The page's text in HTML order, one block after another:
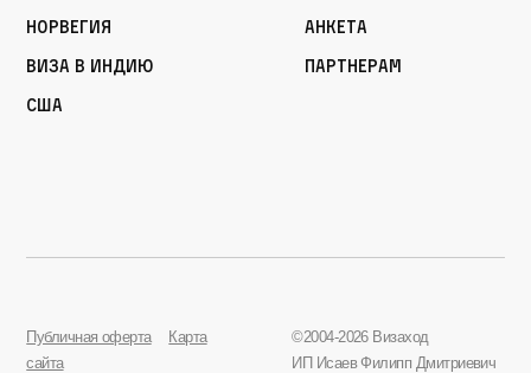
Норвегия
Виза в Индию
США
Анкета
Партнерам
Публичная оферта
Карта
сайта
©2004-2026 Визаход
ИП Исаев Филипп Дмитриевич